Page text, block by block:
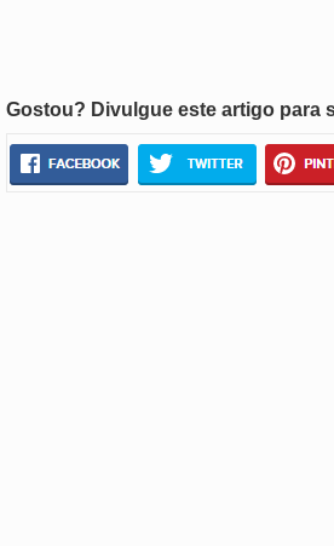
Gostou? Divulgue este artigo para